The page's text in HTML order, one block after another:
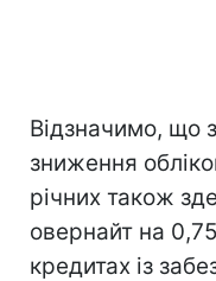
Відзначимо, що
зниження
річних також
овернайт на
кредитах із